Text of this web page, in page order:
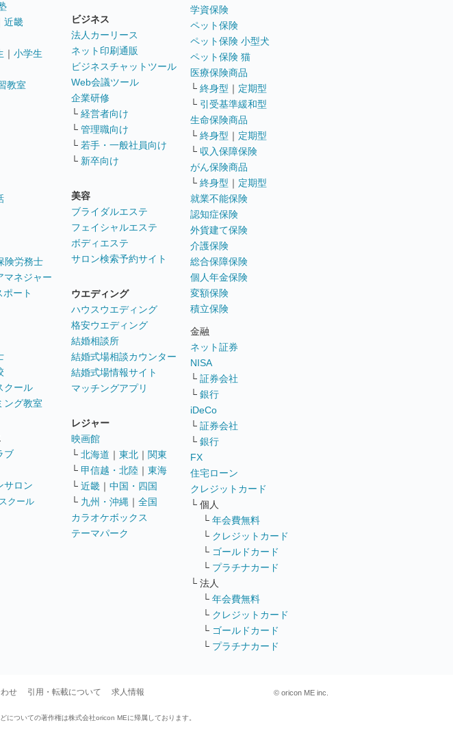
近畿
｜ 小学生
教室
険労務士
マネジャー
ポート
クール
ング教室
ブ
サロン
クール
ビジネス
法人カーリース
ネット印刷通販
ビジネスチャットツール
Web会議ツール
企業研修
└ 経営者向け
└ 管理職向け
└ 若手・一般社員向け
└ 新卒向け
美容
ブライダルエステ
フェイシャルエステ
ボディエステ
サロン検索予約サイト
ウエディング
ハウスウエディング
格安ウエディング
結婚相談所
結婚式場相談カウンター
結婚式場情報サイト
マッチングアプリ
レジャー
映画館
└ 北海道 ｜ 東北 ｜ 関東
└ 甲信越・北陸 ｜ 東海
└ 近畿 ｜ 中国・四国
└ 九州・沖縄 ｜ 全国
カラオケボックス
テーマパーク
学資保険
ペット保険
ペット保険 小型犬
ペット保険 猫
医療保険商品
└ 終身型 ｜ 定期型
└ 引受基準緩和型
生命保険商品
└ 終身型 ｜ 定期型
└ 収入保障保険
がん保険商品
└ 終身型 ｜ 定期型
就業不能保険
認知症保険
外貨建て保険
介護保険
総合保障保険
個人年金保険
変額保険
積立保険
金融
ネット証券
NISA
└ 証券会社
└ 銀行
iDeCo
└ 証券会社
└ 銀行
FX
住宅ローン
クレジットカード
└ 個人
└ 年会費無料
└ クレジットカード
└ ゴールドカード
└ プラチナカード
└ 法人
└ 年会費無料
└ クレジットカード
└ ゴールドカード
└ プラチナカード
せ 引用・転載について 求人情報 © oricon ME inc.
ついての著作権は株式会社oricon MEに帰属しております。